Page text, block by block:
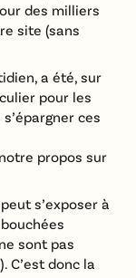
des milliers
site (sans
a été, sur
pour les
ces
propos sur
s’exposer à
sont pas
C’est donc la